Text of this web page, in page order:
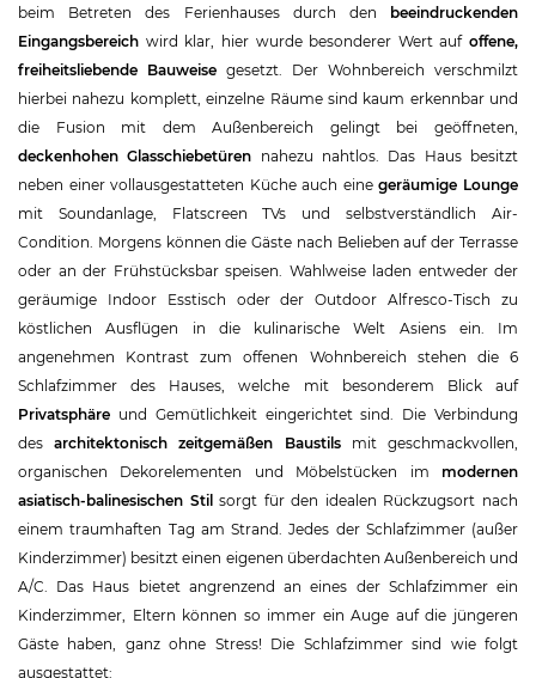
beim Betreten des Ferienhauses durch den beeindruckenden
Eingangsbereich wird klar, hier wurde besonderer Wert auf offene,
freiheitsliebende Bauweise gesetzt. Der Wohnbereich verschmilzt
hierbei nahezu komplett, einzelne Räume sind kaum erkennbar und
die Fusion mit dem Außenbereich gelingt bei geöffneten,
deckenhohen Glasschiebetüren nahezu nahtlos. Das Haus besitzt
neben einer vollausgestatteten Küche auch einegeräumige Lounge
mit Soundanlage, Flatscreen TVs und selbstverständlich Air-
Condition. Morgens können die Gäste nach Belieben auf der Terrasse
oder an der Frühstücksbar speisen. Wahlweise laden entweder der
geräumige Indoor Esstisch oder der Outdoor Alfresco-Tisch zu
köstlichen Ausflügen in die kulinarische Welt Asiens ein. Im
angenehmen Kontrast zum offenen Wohnbereich stehen die 6
Schlafzimmer des Hauses, welche mit besonderem Blick auf
Privatsphäre und Gemütlichkeit eingerichtet sind. Die Verbindung
desarchitektonisch zeitgemäßen Baustilsmit geschmackvollen,
organischen Dekorelementen und Möbelstücken im modernen
asiatisch-balinesischen Stilsorgt für den idealen Rückzugsort nach
einem traumhaften Tag am Strand. Jedes der Schlafzimmer (außer
Kinderzimmer) besitzt einen eigenen überdachten Außenbereich und
A/C. Das Haus bietet angrenzend an eines der Schlafzimmer ein
Kinderzimmer, Eltern können so immer ein Auge auf die jüngeren
Gäste haben, ganz ohne Stress! Die Schlafzimmer sind wie folgt
ausgestattet: